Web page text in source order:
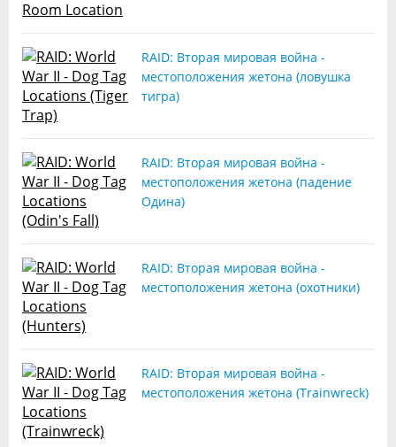
RAID: Вторая мировая война -
местоположения жетона (ловушка
тигра)
RAID: Вторая мировая война -
местоположения жетона (падение
Одина)
RAID: Вторая мировая война -
местоположения жетона (охотники)
RAID: Вторая мировая война -
местоположения жетона (Trainwreck)